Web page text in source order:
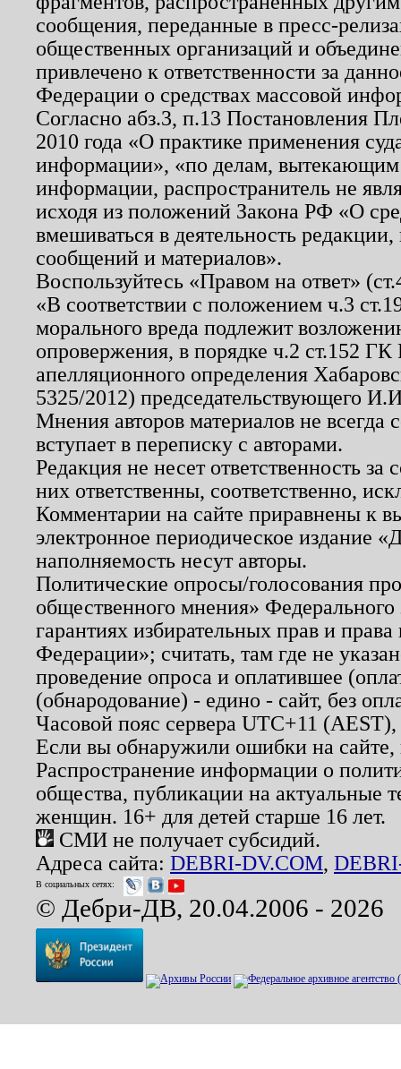
сообщения, переданные в пресс-
общественных организаций и
привлечено к ответственности за
Федерации о средствах массовой
Согласно абз.3, п.13 Постановления
2010 года «О практике применения
информации», «по делам, вытекающим
информации, распространитель не
исходя из положений Закона РФ «О
вмешиваться в деятельность
сообщений и материалов».
Воспользуйтесь «Правом на ответ»
«В соответствии с положением ч.3
морального вреда подлежит
опровержения, в порядке ч.2 ст.152
апелляционного определения
5325/2012) председательствующего
Мнения авторов материалов не
вступает в переписку с авторами.
Редакция не несет ответственность
них ответственны, соответственно,
Комментарии на сайте приравнены к
электронное периодическое издание
наполняемость несут авторы.
Политические опросы/голосования
общественного мнения»
гарантиях избирательных прав и
Федерации»; считать, там где не
проведение опроса и оплатившее
(обнародование) - едино - сайт, без
Часовой пояс сервера UTC+11
Если вы обнаружили ошибки на
Распространение информации о
общества, публикации на актуальные
женщин. 16+ для детей старше 16 лет.
СМИ не получает субсидий.
Адреса сайта: DEBRI-DV.COM,
В социальных сетях:
© Дебри-ДВ, 20.04.2006 - 2026